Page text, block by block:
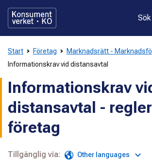
direkt
innehållet
Sök
Start Företag
Marknadsrätt -
Informationskrav vid distansavtal
Informationskrav
distansavtal -
företag
Tillgänglig via: Other languages